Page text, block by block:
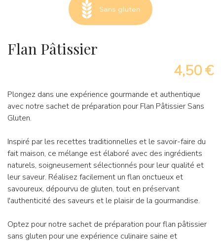
Flan Pâtissier
4,50 €
Plongez dans une expérience gourmande et authentique
avec notre sachet de préparation pour Flan Pâtissier Sans
Gluten.
Inspiré par les recettes traditionnelles et le savoir-faire du
fait maison, ce mélange est élaboré avec des ingrédients
naturels, soigneusement sélectionnés pour leur qualité et
leur saveur. Réalisez facilement un flan onctueux et
savoureux, dépourvu de gluten, tout en préservant
l'authenticité des saveurs et le plaisir de la gourmandise.
Optez pour notre sachet de préparation pour flan pâtissier
sans gluten pour une expérience culinaire saine et